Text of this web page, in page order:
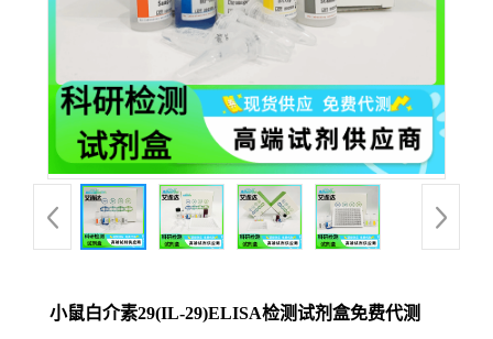
小鼠白介素29(IL-29)ELISA检测试剂盒免费代测